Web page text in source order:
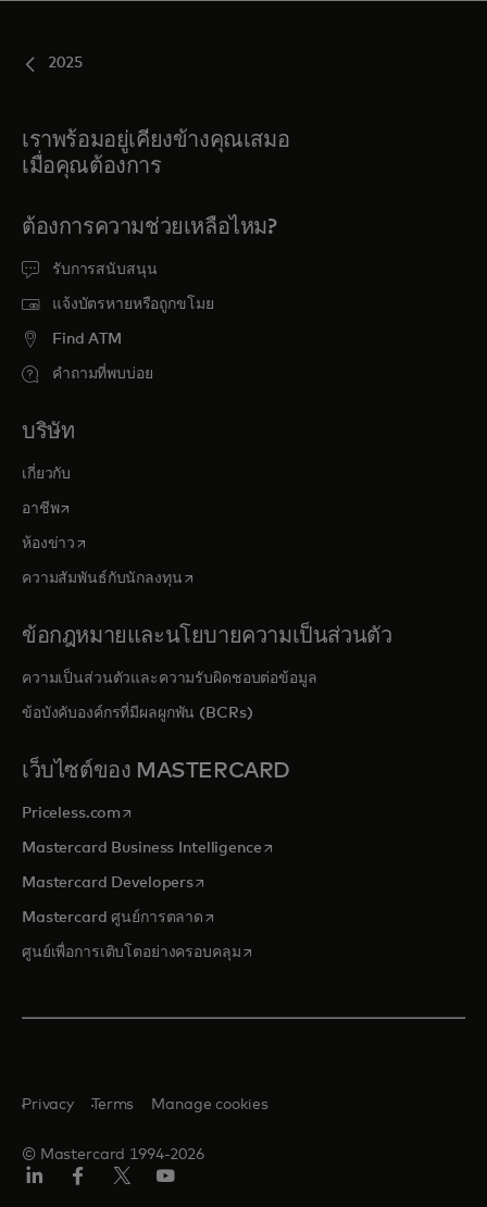
2025
เราพร้อมอยู่เคียงข้างคุณเสมอ
เมื่อคุณต้องการ
ต้องการความช่วยเหลือไหม?
รับการสนับสนุน
แจ้งบัตรหายหรือถูกขโมย
Find ATM
คำถามที่พบบ่อย
บริษัท
เกี่ยวกับ
อาชีพopens in a new tab
ห้องข่าว opens in a new tab
ความสัมพันธ์กับนักลงทุนopens in a new tab
ข้อกฎหมายและนโยบายความเป็นส่วนตัว
ความเป็นส่วนตัวและความรับผิดชอบต่อข้อมูล
ข้อบังคับองค์กรที่มีผลผูกพัน (BCRs)
เว็บไซต์ของ MASTERCARD
Priceless.com opens in a new tab
Mastercard Business Intelligenceopens in a new tab
Mastercard Developersopens in a new tab
Mastercard ศูนย์การตลาด opens in a new tab
ศูนย์เพื่อการเติบโตอย่างครอบคลุมopens in a new tab
© Mastercard 1994-2026
Privacy Terms Manage cookies